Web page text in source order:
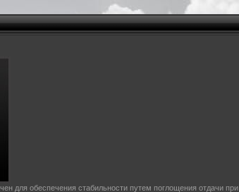
для обеспечения стабильности путем поглощения отдачи при